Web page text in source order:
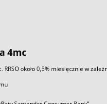
4mc
około 0,5% miesięcznie w